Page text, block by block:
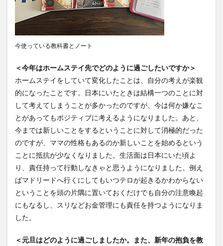
今使っている教科書とノート
＜今年はホームステイ先でどのように過ごしたいですか＞
ホームステイをしていて変化したことは、自分の考えが楽観
的になったことです。日本にいたときは結構一つのことに対
して考えてしまうことが多かったのですが、今は何か嫌なこ
とがあってもポジティブに考えるようになりました。あと、
今までは新しいことをするということに対して消極的だった
のですが、ママの性格もあるのか新しいことを始めるという
ことに抵抗が少なくなりました。生活面は日本にいた頃よ
り、責任持って行動しなきゃと思うようになりました。例え
ばマドリードへ行くにしてもいつテロが起きるかわからない
ということを頭の片隅に置いておくだけでも自分の注意喚起
にもなるし、スリなどお金管理にも責任を持つようになりま
した。
＜元旦はどのように過ごしましたか。また、新年の抱負を教
中国留学
中国語 交換・私費認定留学
人見杯英語スピーチコンテスト
企業
体験授業
卒業式
卒業生 博物館
受賞
受験生へのメッセージ
台湾
国際・地域研究
国際交流
国際学科
国際学科協定校留学学生
国際学部
国際学部国際学科
夏季休暇
外部講師
季節学期 学寮 学寮研修
学生
学生の声
学生特集 学科イベント
学科説明会
学食
寮生活 就職活動 履修科目
懇談会
成績優等賞受賞
授業紹介 授業風景
掲載情報
撮影風景
教員からのメッセージ
教員紹介
文化体験
日中韓プログラム
日本
昭和ボストン
昭和女子大学
昭和女子大学国際学部